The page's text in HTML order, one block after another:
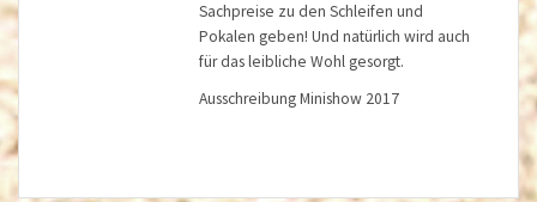
Sachpreise zu den Schleifen und
Pokalen geben! Und natürlich wird auch
für das leibliche Wohl gesorgt.
Ausschreibung Minishow 2017